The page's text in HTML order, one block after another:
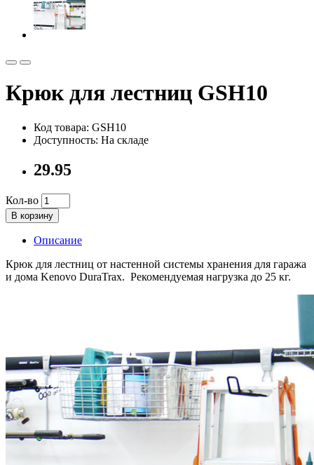
Крюк для лестниц GSH10
Код товара: GSH10
Доступность: На складе
29.95
Кол-во
В корзину
Описание
Крюк для лестниц от настенной системы хранения для гаража
и дома Kenovo DuraTrax. Рекомендуемая нагрузка до 25 кг.